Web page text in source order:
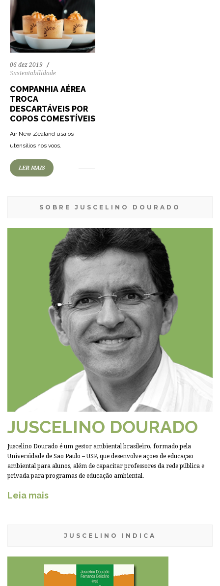
06 dez 2019
Sustentabilidade
COMPANHIA AÉREA
TROCA
DESCARTÁVEIS POR
COPOS COMESTÍVEIS
Air New Zealand usa os
utensílios nos voos.
LER MAIS
SOBRE JUSCELINO DOURADO
JUSCELINO DOURADO
Juscelino Dourado é um gestor ambiental brasileiro, formado pela
Universidade de São Paulo – USP, que desenvolve ações de educação
ambiental para alunos, além de capacitar professores da rede pública e
privada para programas de educação ambiental.
Leia mais
JUSCELINO INDICA